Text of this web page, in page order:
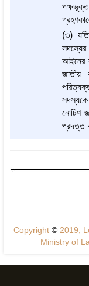
পক্ষভূক্ত
(৩) যতি
আইনের
জাতীয়
নোটিশ
প্রদত্ত
Copyright ©2019,
Ministry of